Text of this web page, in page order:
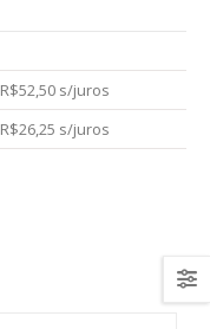
R$52,50 s/juros
R$26,25 s/juros